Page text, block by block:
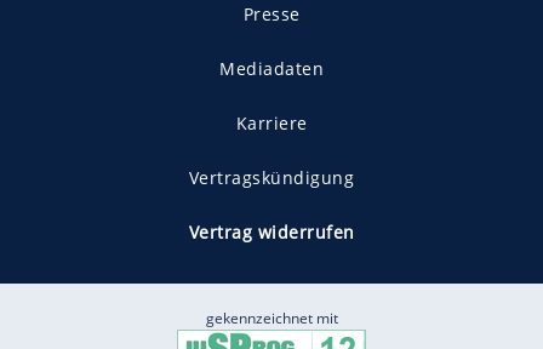
Presse
Mediadaten
Karriere
Vertragskündigung
Vertrag widerrufen
gekennzeichnet mit